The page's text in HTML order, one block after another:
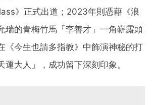
》正式出道；2023年則憑藉《浪
瑞的青梅竹馬「李善才」一角嶄露頭
《今生也請多指教》中飾演神秘的打
運大人」，成功留下深刻印象。